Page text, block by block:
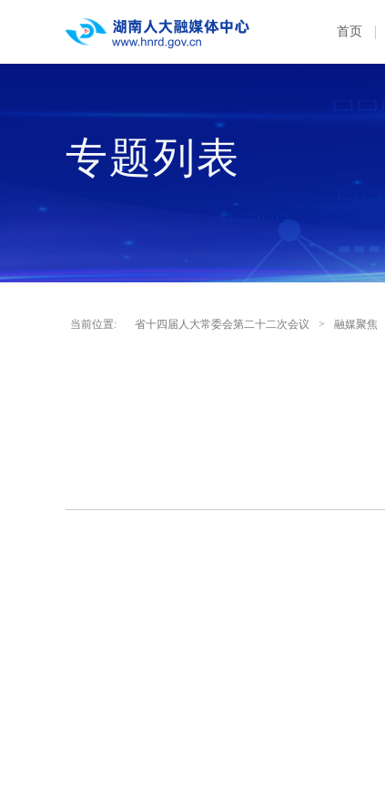
首页
专题列表
当前位置: 省十四届人大常委会第二十二次会议 > 融媒聚焦